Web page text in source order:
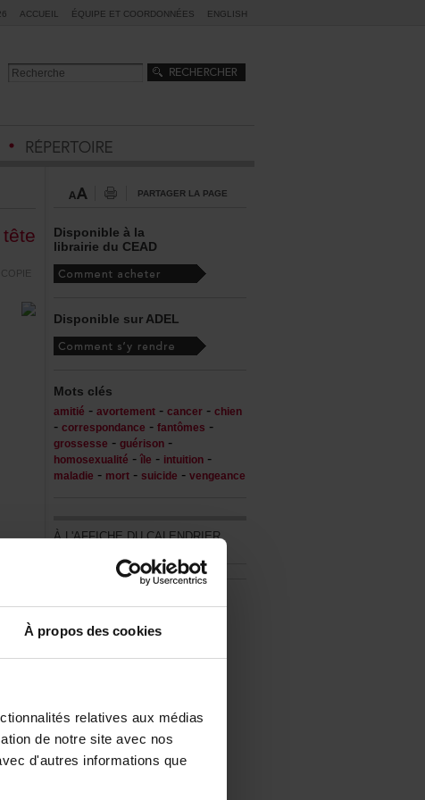
Àproposdescookies
ACCUEIL ÉQUIPEETCOORDONNÉES ENGLISH
PARTAGERLAPAGE
Disponibleàla
librairieduCEAD
DisponiblesurADEL
Motsclés
amitié - avortement- cancer- chien
- correspondance - fantômes -
grossesse - guérison-
homosexualité - île - intuition-
maladie - mort- suicide - vengeance
ÀL'AFFICHEDUCALENDRIER
Touslesévénements